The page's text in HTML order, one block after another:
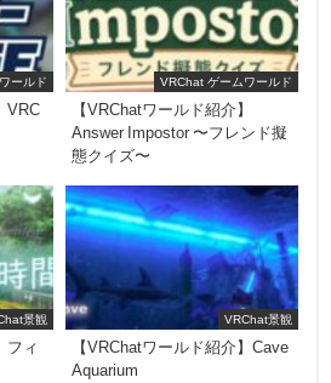
ールド
VRC
VRChat ゲームワールド
【VRChatワールド紹介】
Answer Impostor 〜フレンド擬
態クイズ〜
景観
フィ
VRChat景観
【VRChatワールド紹介】Cave
Aquarium